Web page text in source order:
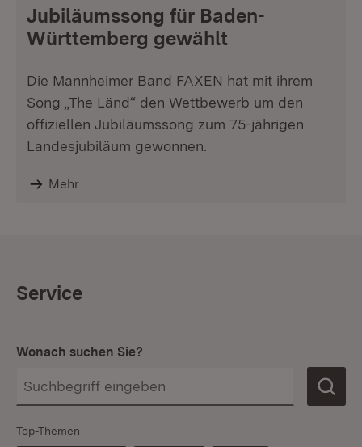
Jubiläumssong für Baden-
Württemberg gewählt
Die Mannheimer Band FAXEN hat mit ihrem
Song „The Länd“ den Wettbewerb um den
offiziellen Jubiläumssong zum 75-jährigen
Landesjubiläum gewonnen.
Mehr
Service
Wonach suchen Sie?
Top-Themen